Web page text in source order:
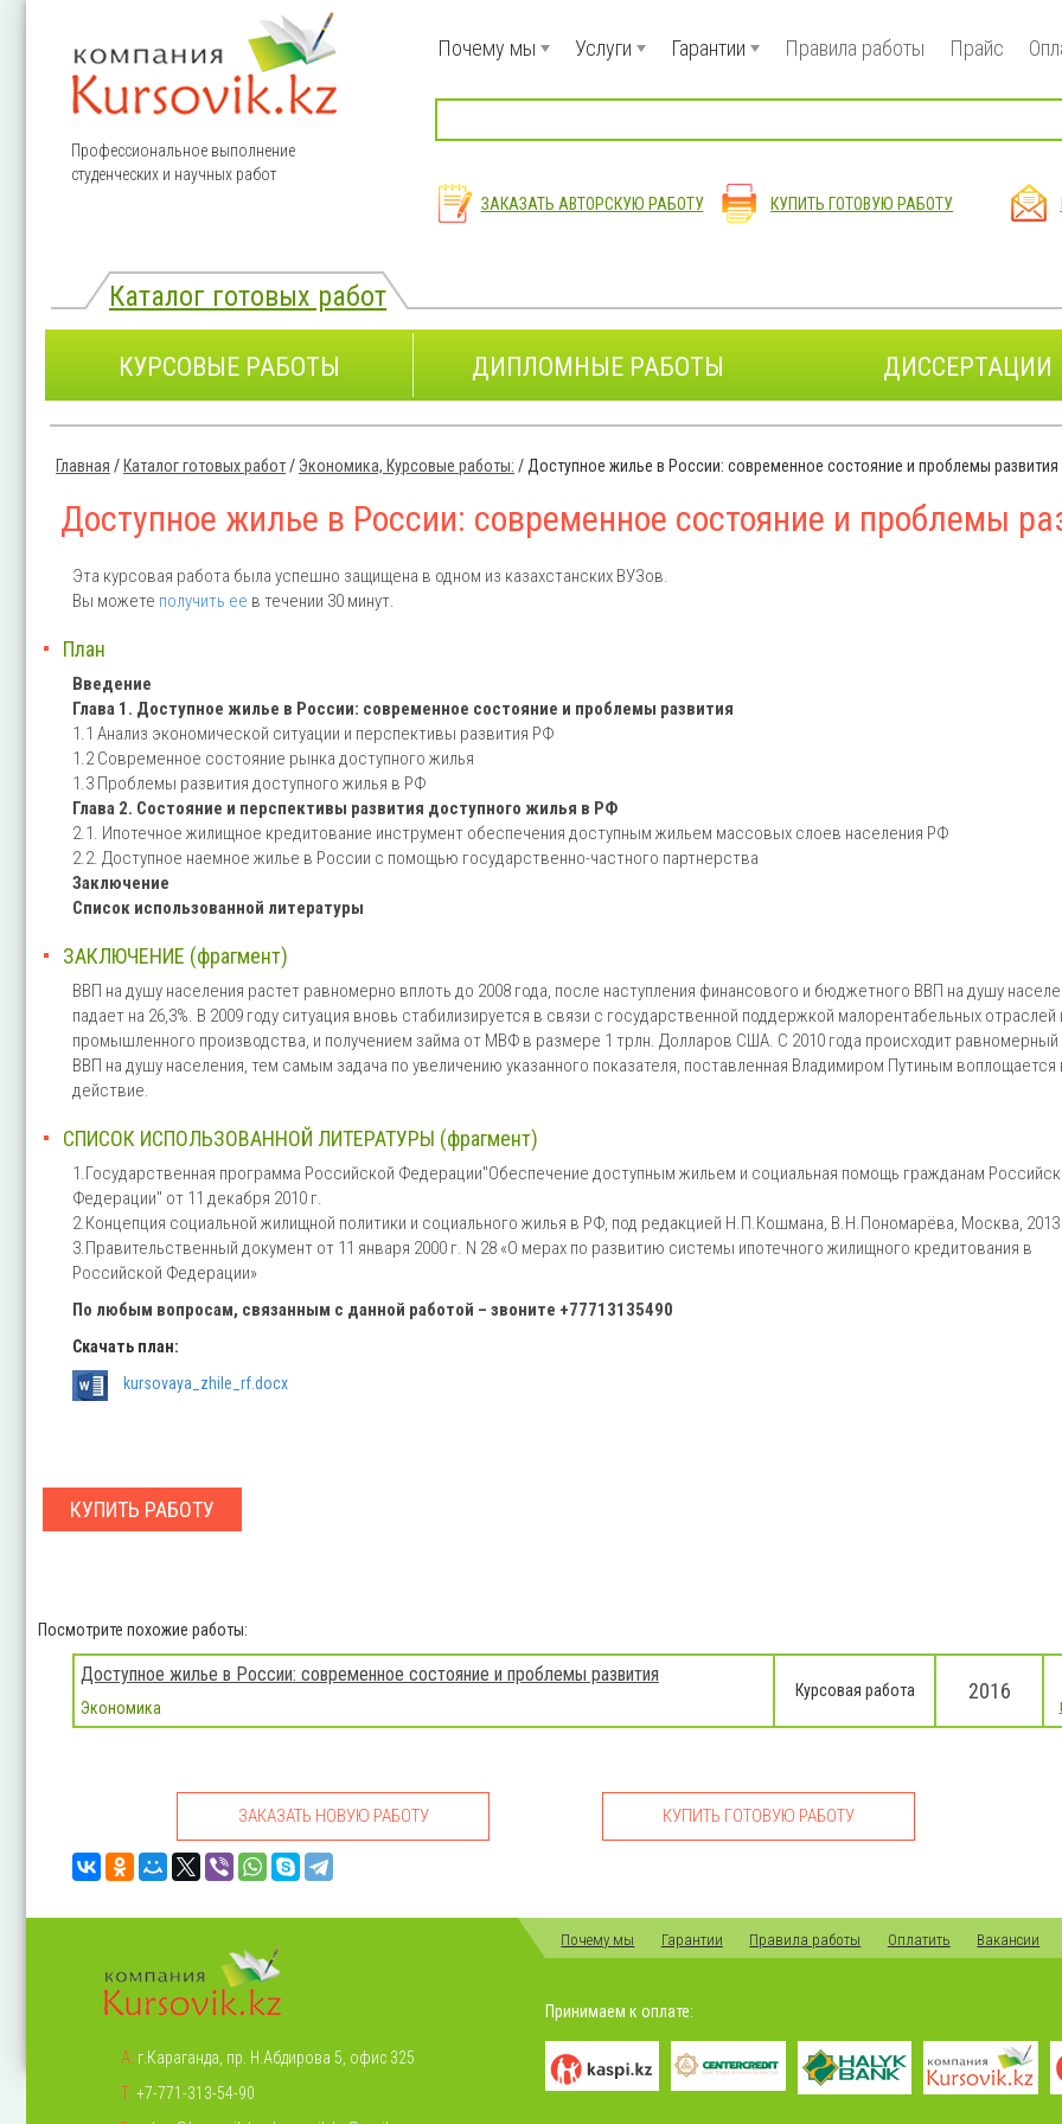
Профессиональное выполнение
студенческих и научных работ
Почему мы Услуги Гарантии Правила работы Прайс
ЗАКАЗАТЬ АВТОРСКУЮ РАБОТУ КУПИТЬ ГОТОВУЮ РАБОТУ
Каталог готовых работ
КУРСОВЫЕ РАБОТЫ ДИПЛОМНЫЕ РАБОТЫ ДИССЕРТАЦИИ
Главная / Каталог готовых работ/ Экономика, Курсовые работы: / Доступное жилье в России: современное состояние и проблемы развития
Доступное жилье в России: современное состояние и проблемы
Эта курсовая работа была успешно защищена в одном из казахстанских ВУЗов.
Вы можете получить ее в течении 30 минут.
План
Введение
Глава 1. Доступное жилье в России: современное состояние и проблемы развития
1.1 Анализ экономической ситуации и перспективы развития РФ
1.2 Современное состояние рынка доступного жилья
1.3 Проблемы развития доступного жилья в РФ
Глава 2. Состояние и перспективы развития доступного жилья в РФ
2.1. Ипотечное жилищное кредитование инструмент обеспечения доступным жильем массовых слоев населения РФ
2.2. Доступное наемное жилье в России с помощью государственно-частного партнерства
Заключение
Список использованной литературы
ЗАКЛЮЧЕНИЕ (фрагмент)
ВВП на душу населения растет равномерно вплоть до 2008 года, после наступления финансового и бюджетного ВВП на душу
падает на 26,3%. В 2009 году ситуация вновь стабилизируется в связи с государственной поддержкой малорентабельных отраслей
промышленного производства, и получением займа от МВФ в размере 1 трлн. Долларов США. С 2010 года происходит
ВВП на душу населения, тем самым задача по увеличению указанного показателя, поставленная Владимиром Путиным воплощается
действие.
СПИСОК ИСПОЛЬЗОВАННОЙ ЛИТЕРАТУРЫ (фрагмент)
1.Государственная программа Российской Федерации"Обеспечение доступным жильем и социальная помощь гражданам
Федерации" от 11 декабря 2010 г.
2.Концепция социальной жилищной политики и социального жилья в РФ, под редакцией Н.П.Кошмана, В.Н.Пономарёва, Москва, 2013
3.Правительственный документ от 11 января 2000 г. N 28 «О мерах по развитию системы ипотечного жилищного кредитования в
Российской Федерации»
По любым вопросам, связанным с данной работой – звоните +77713135490
Скачать план:
kursovaya_zhile_rf.docx
КУПИТЬ РАБОТУ
Посмотрите похожие работы:
Доступное жилье в России: современное состояние и проблемы развития
Экономика
Курсовая работа 2016
ЗАКАЗАТЬ НОВУЮ РАБОТУ КУПИТЬ ГОТОВУЮ РАБОТУ
А: г.Караганда, пр. Н.Абдирова 5, офис 325
Т: +7-771-313-54-90
Почему мы Гарантии Правила работы Оплатить Вакансии
Принимаем к оплате: